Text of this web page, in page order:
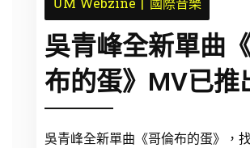
吳青峰全新單曲
布的蛋》MV已推
吳青峰全新單曲《哥倫布的蛋》，